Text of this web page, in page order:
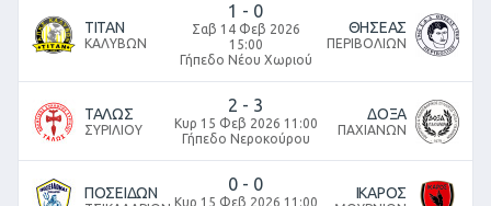
ΤΙΤΑΝ
ΚΑΛΥΒΩΝ
1 - 0
Σαβ 14 Φεβ 2026
15:00
Γήπεδο Νέου Χωριού
ΘΗΣΕΑΣ
ΠΕΡΙΒΟΛΙΩΝ
ΤΑΛΩΣ
ΣΥΡΙΛΙΟΥ
2 - 3
Κυρ 15 Φεβ 2026 11:00
Γήπεδο Νεροκούρου
ΔΟΞΑ
ΠΑΧΙΑΝΩΝ
ΠΟΣΕΙΔΩΝ 0 - 0
Κυρ 15 Φεβ 2026 11:00
ΙΚΑΡΟΣ